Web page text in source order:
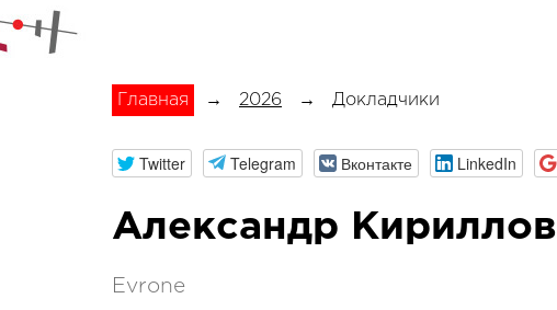
Главная → 2026 → Докладчики
Twitter Telegram Вконтакте LinkedIn
Александр Кириллов
Evrone